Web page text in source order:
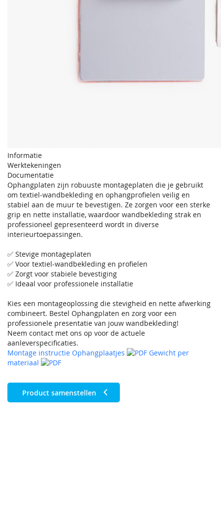
Informatie
Werktekeningen
Documentatie
Ophangplaten zijn robuuste montageplaten die je gebruikt
om textiel-wandbekleding en ophangprofielen veilig en
stabiel aan de muur te bevestigen. Ze zorgen voor een sterke
grip en nette installatie, waardoor wandbekleding strak en
professioneel gepresenteerd wordt in diverse
interieurtoepassingen.
✅ Stevige montageplaten
✅ Voor textiel-wandbekleding en profielen
✅ Zorgt voor stabiele bevestiging
✅ Ideaal voor professionele installatie
Kies een montageoplossing die stevigheid en nette afwerking
combineert. Bestel Ophangplaten en zorg voor een
professionele presentatie van jouw wandbekleding!
Neem contact met ons op voor de actuele
aanleverspecificaties.
Montage instructie Ophangplaatjes
Gewicht per
materiaal
Product samenstellen